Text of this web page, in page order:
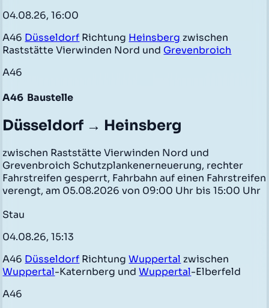
04.08.26, 16:00
A46 Düsseldorf Richtung Heinsberg zwischen
Raststätte Vierwinden Nord und Grevenbroich
A46
A46 Baustelle
Düsseldorf → Heinsberg
zwischen Raststätte Vierwinden Nord und
Grevenbroich Schutzplankenerneuerung, rechter
Fahrstreifen gesperrt, Fahrbahn auf einen Fahrstreifen
verengt, am 05.08.2026 von 09:00 Uhr bis 15:00 Uhr
Stau
04.08.26, 15:13
A46 Düsseldorf RichtungWuppertal zwischen
Wuppertal-Katernberg undWuppertal-Elberfeld
A46